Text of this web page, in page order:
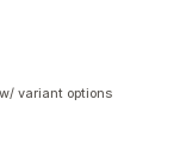
variant options